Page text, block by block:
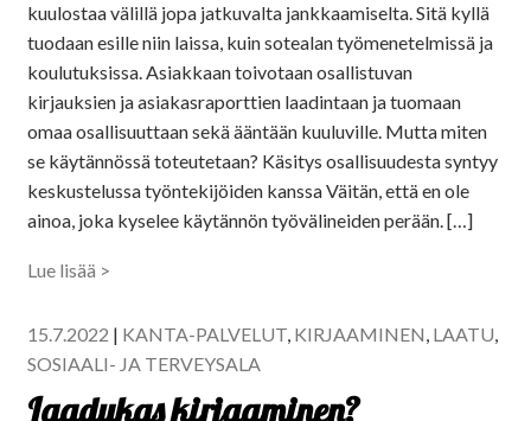
kuulostaa välillä jopa jatkuvalta jankkaamiselta. Sitä kyllä
tuodaan esille niin laissa, kuin sotealan työmenetelmissä ja
koulutuksissa. Asiakkaan toivotaan osallistuvan
kirjauksien ja asiakasraporttien laadintaan ja tuomaan
omaa osallisuuttaan sekä ääntään kuuluville. Mutta miten
se käytännössä toteutetaan? Käsitys osallisuudesta syntyy
keskustelussa työntekijöiden kanssa Väitän, että en ole
ainoa, joka kyselee käytännön työvälineiden perään. […]
Lue lisää >
15.7.2022 | KANTA-PALVELUT, KIRJAAMINEN, LAATU,
SOSIAALI- JA TERVEYSALA
Laadukas kirjaaminen?